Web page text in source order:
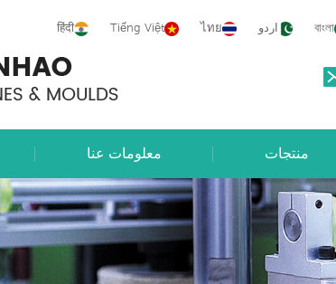
বাংলা اردو ไทย
Tiếng Việt
हिंदी
معلومات عنا منتجات